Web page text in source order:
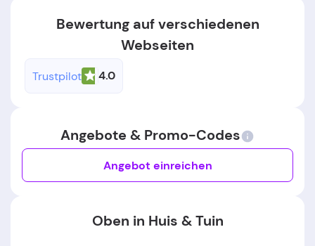
Bewertung auf verschiedenen
Webseiten
Trustpilot 4.0
Angebote & Promo-Codes
Angebot einreichen
Oben in Huis & Tuin